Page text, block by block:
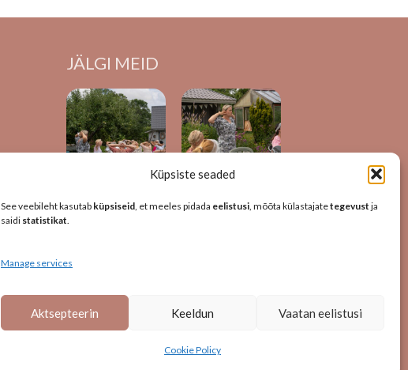
Küpsiste seaded
See veebileht kasutab küpsiseid, et meeles pidada eelistusi, mõõta külastajatetegevust ja
saidi statistikat.
Manage services
Aktsepteerin Keeldun Vaatan eelistusi
Cookie Policy
JÄLGI MEID